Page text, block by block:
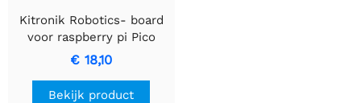
Kitronik Robotics- board
voor raspberry pi Pico
€ 18,10
Bekijk product